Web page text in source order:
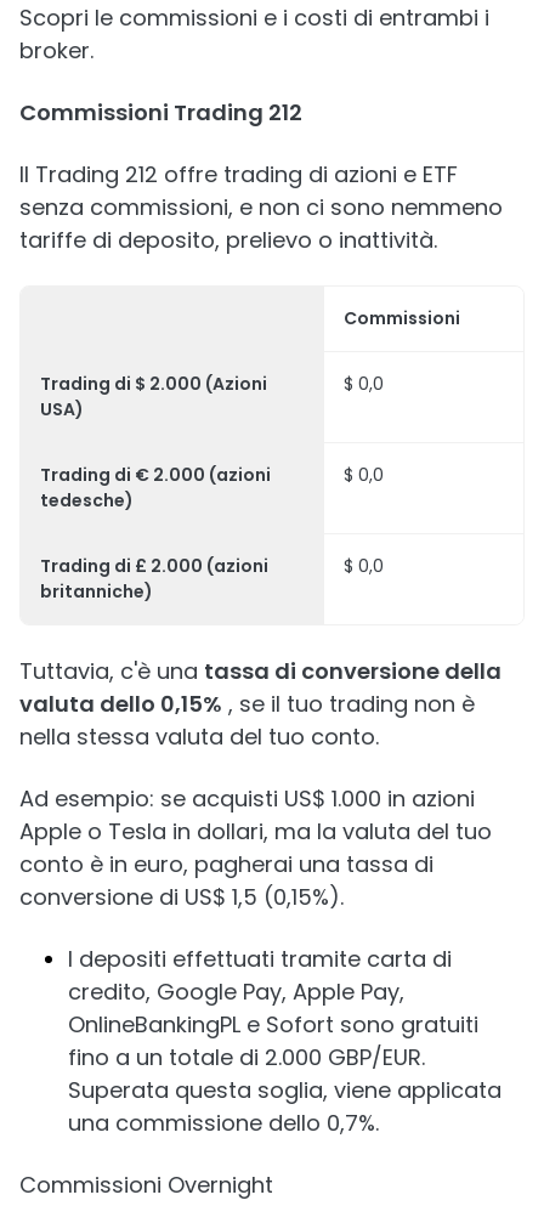
Scopri le commissioni e i costi di entrambi i
broker.
Commissioni Trading 212
Il Trading 212 offre trading di azioni e ETF
senza commissioni, e non ci sono nemmeno
tariffe di deposito, prelievo o inattività.
Commissioni
Trading di $ 2.000 (Azioni
USA)
$ 0,0
Trading di € 2.000 (azioni
tedesche)
$ 0,0
Trading di £ 2.000 (azioni
britanniche)
$ 0,0
Tuttavia, c'è una tassa di conversione della
valuta dello 0,15% , se il tuo trading non è
nella stessa valuta del tuo conto.
Ad esempio: se acquisti US$ 1.000 in azioni
Apple o Tesla in dollari, ma la valuta del tuo
conto è in euro, pagherai una tassa di
conversione di US$ 1,5 (0,15%).
I depositi effettuati tramite carta di
credito, Google Pay, Apple Pay,
OnlineBankingPL e Sofort sono gratuiti
fino a un totale di 2.000 GBP/EUR.
Superata questa soglia, viene applicata
una commissione dello 0,7%. ​
Commissioni Overnight